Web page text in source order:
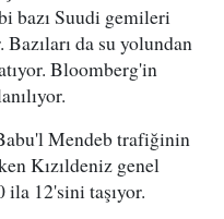
bazı Suudi gemileri
da su yolundan
Bloomberg'in
Mendeb trafiğinin
Kızıldeniz genel
12'sini taşıyor.